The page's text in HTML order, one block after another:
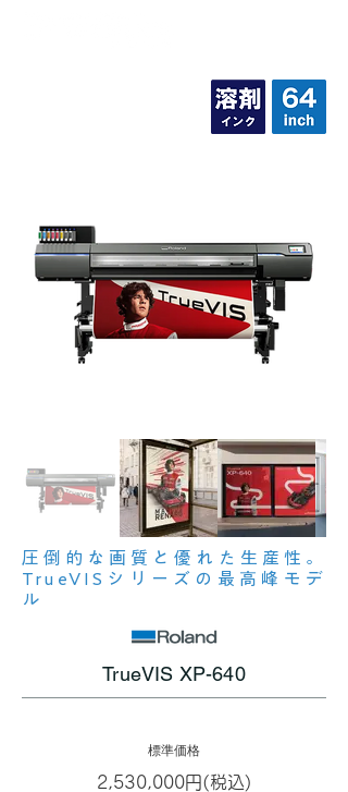
圧倒的な画質と優れた生産性。
TrueVISシリーズの最高峰モデ
ル
TrueVIS XP-640
標準価格
2,530,000円(税込)